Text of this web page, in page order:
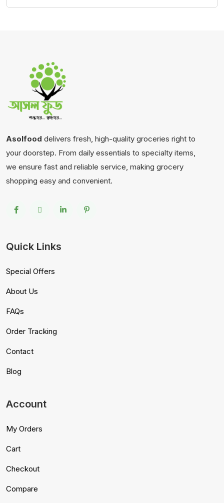
Asolfood delivers fresh, high-quality groceries right to
your doorstep. From daily essentials to specialty items,
we ensure fast and reliable service, making grocery
shopping easy and convenient.
Quick Links
Special Offers
About Us
FAQs
Order Tracking
Contact
Blog
Account
My Orders
Cart
Checkout
Compare